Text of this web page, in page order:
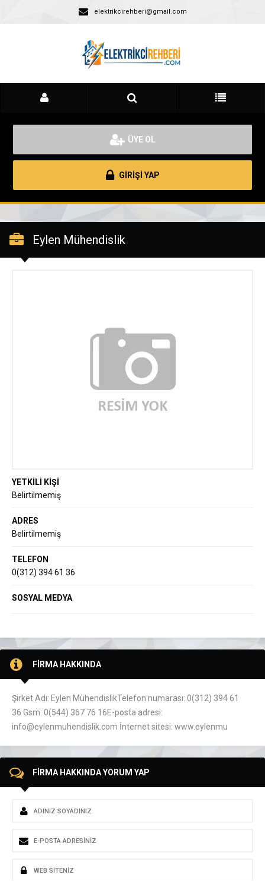
elektrikcirehberi@gmail.com
ÜYE OL
GİRİŞİ YAP
Eylen Mühendislik
YETKİLİ KİŞİ
Belirtilmemiş
ADRES
Belirtilmemiş
TELEFON
0(312) 394 61 36
SOSYAL MEDYA
FİRMA HAKKINDA
Şirket Adı: Eylen MühendislikTelefon numarası: 0(312) 394 61
36 Gsm: 0(544) 367 76 16E-posta adresi:
info@eylenmuhendislik.com İnternet sitesi: www.eylenmu
FİRMA HAKKINDA YORUM YAP